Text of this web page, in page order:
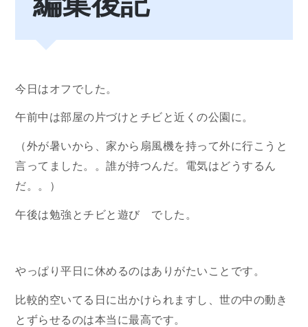
今日はオフでした。
午前中は部屋の片づけとチビと近くの公園に。
（外が暑いから、家から扇風機を持って外に行こうと
言ってました。。誰が持つんだ。電気はどうするん
だ。。）
午後は勉強とチビと遊び でした。
やっぱり平日に休めるのはありがたいことです。
比較的空いてる日に出かけられますし、世の中の動き
とずらせるのは本当に最高です。